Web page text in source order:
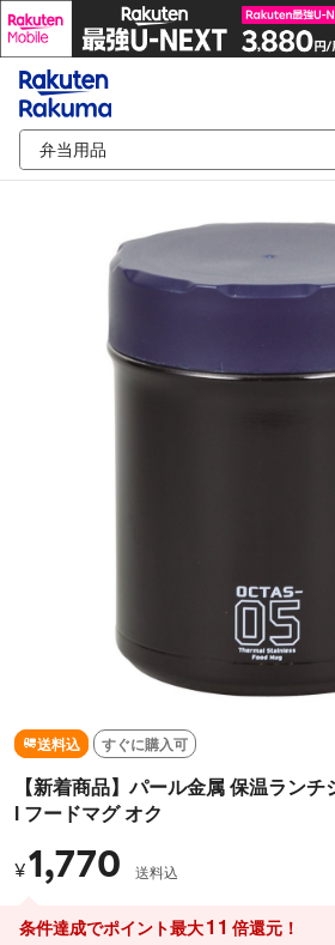
送料込 すぐに購入可
【新着商品】パール金属 保温ラン
l フードマグ オク
¥1,770 送料込
条件達成でポイント最大11 倍還元！